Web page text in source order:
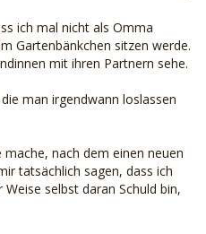
ich mal nicht als Omma
Gartenbänkchen sitzen werde.
mit ihren Partnern sehe.
man irgendwann loslassen
nach dem einen neuen
tatsächlich sagen, dass ich
selbst daran Schuld bin,